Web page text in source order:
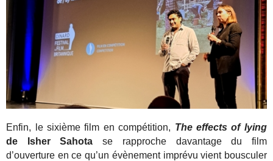
Enfin, le sixième film en compétition, The effects of lying
de Isher Sahotase rapproche davantage du film
d’ouverture en ce qu’un évènement imprévu vient bousculer